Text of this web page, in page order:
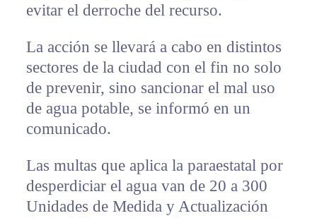
evitar el derroche del recurso.
La acción se llevará a cabo en distintos
sectores de la ciudad con el fin no solo
de prevenir, sino sancionar el mal uso
de agua potable, se informó en un
comunicado.
Las multas que aplica la paraestatal por
desperdiciar el agua van de 20 a 300
Unidades de Medida y Actualización